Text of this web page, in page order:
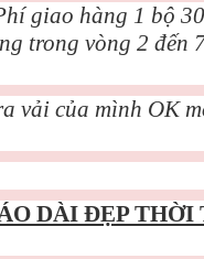
giao hàng 1 bộ
trong vòng 2 đến
vải của mình OK
DÀI ĐẸP THỜI